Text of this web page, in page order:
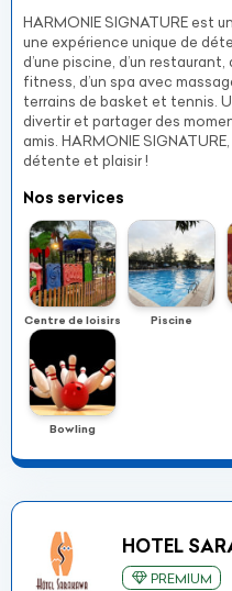
HARMONIE SIGNATURE est
une expérience unique de
d’une piscine, d’un
fitness, d’un spa avec
terrains de basket et tennis.
divertir et partager des
amis. HARMONIE
détente et plaisir !
Nos services
Centre de loisirs Piscine
Bowling
HOTEL
PREMIUM